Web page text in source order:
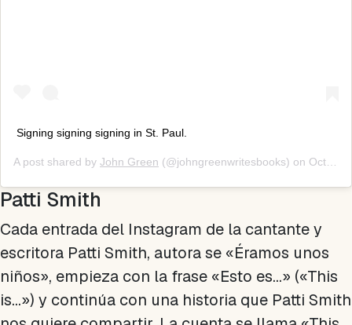
Signing signing signing in St. Paul.
A post shared by John Green (@johngreenwritesbooks) on Oct 22, 2017 at 5:23pm PDT
Patti Smith
Cada entrada del Instagram de la cantante y
escritora Patti Smith, autora se «Éramos unos
niños», empieza con la frase «Esto es...» («This
is...») y continúa con una historia que Patti Smith